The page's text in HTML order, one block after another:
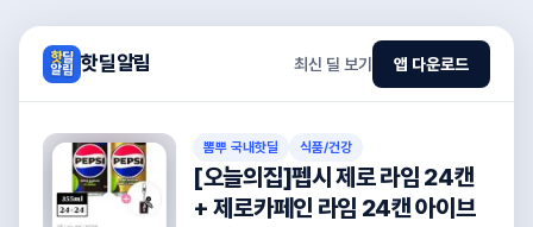
핫딜알림 최신 딜 보기 앱 다운로드
뽐뿌 국내핫딜 식품/건강
[오늘의집]펩시 제로 라임 24캔
+ 제로카페인 라임 24캔 아이브